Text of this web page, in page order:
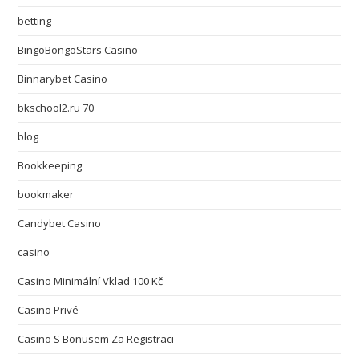
betting
BingoBongoStars Casino
Binnarybet Casino
bkschool2.ru 70
blog
Bookkeeping
bookmaker
Candybet Casino
casino
Casino Minimální Vklad 100 Kč
Casino Privé
Casino S Bonusem Za Registraci